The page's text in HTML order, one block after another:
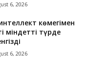
6, 2026
көмегімен
міндетті түрде
6, 2026